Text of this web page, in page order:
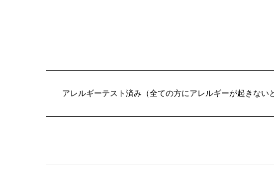
アレルギーテスト済み（全ての方にアレルギーが起きない